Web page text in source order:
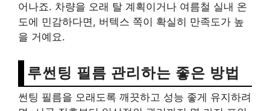
어나죠. 차량을 오래 탈 계획이거나 여름철 실내 온
도에 민감하다면, 버텍스 쪽이 확실히 만족도가 높
을 거예요.
루썬팅 필름 관리하는 좋은 방법
썬팅 필름을 오래도록 깨끗하고 성능 좋게 유지하려